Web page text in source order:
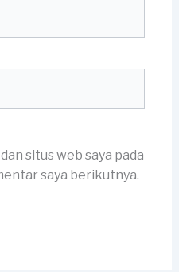
situs web saya pada
saya berikutnya.